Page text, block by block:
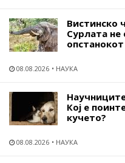
Вистинско
Сурлата не
08.08.2026 НАУКА
Кој е
кучето?
08.08.2026 НАУКА